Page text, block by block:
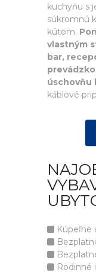
kuchyňu s
súkromnú
kútom.
vlastným
bar,
úschovňu
káblové
Kúpeľné
Rodinné